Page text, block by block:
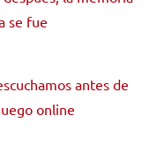
se fue
antes de
online